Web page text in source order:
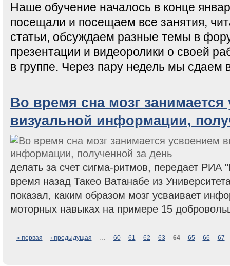
Наше обучение началось в конце
посещали и посещаем все занятия,
статьи, обсуждаем разные темы в
презентации и видеоролики о своей
в группе. Через пару недель мы сдаем
Во время сна мозг занимается
визуальной информации,
делать за счет сигма-ритмов, передает РИА
время назад Такео Ватанабе из
показал, каким образом мозг усваивает
моторных навыках на примере 15
« первая ‹ предыдущая … 60 61 62 63 64 65 66 67